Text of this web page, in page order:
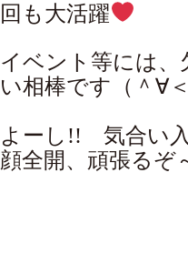
回も大活躍
イベント等には、
い相棒です（＾∀
よーし!! 気合い
顔全開、頑張る